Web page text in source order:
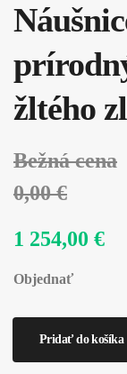
žltého
Bežná cena
0,00 €
1 254,00 €
Objednať